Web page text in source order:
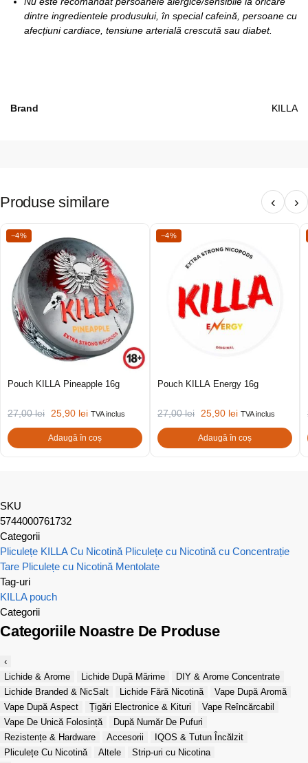
dintre ingredientele produsului, în special cafeină, persoane cu
afecțiuni cardiace, tensiune arterială crescută sau diabet.
Brand KILLA
Produse similare ‹ ›
−4%
Pouch KILLA Pineapple 16g
27,00lei 25,90 lei TVA inclus
Adaugă în coș
−4%
Pouch KILLA Energy 16g
27,00lei 25,90 lei TVA inclus
Adaugă în coș
SKU
5744000761732
Categorii
Pliculețe KILLA Cu Nicotină Pliculețe cu Nicotină cu Concentrație
Tare Pliculețe cu Nicotină Mentolate
Tag-uri
KILLA pouch
Categorii
Categoriile Noastre De Produse
‹
Lichide & Arome
Lichide După Mărime
DIY & Arome Concentrate
Lichide Branded & NicSalt
Lichide Fără Nicotină
Vape După Aromă
Vape După Aspect
Țigări Electronice & Kituri
Vape Reîncărcabil
Vape De Unică Folosință
După Număr De Pufuri
Rezistențe & Hardware
Accesorii
IQOS & Tutun Încălzit
Pliculețe Cu Nicotină
Altele
Strip-uri cu Nicotina